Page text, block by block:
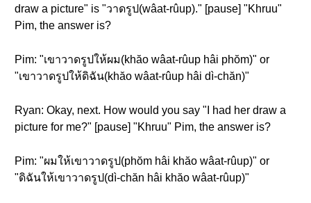
draw a picture" is "วาดรูป(wâat-rûup)." [pause] "Khruu"
Pim, the answer is?
Pim: "เขาวาดรูปให้ผม(khăo wâat-rûup hâi phŏm)" or
"เขาวาดรูปให้ดิฉัน(khăo wâat-rûup hâi dì-chăn)"
Ryan: Okay, next. How would you say "I had her draw a
picture for me?" [pause] "Khruu" Pim, the answer is?
Pim: "ผมให้เขาวาดรูป(phŏm hâi khăo wâat-rûup)" or
"ดิฉันให้เขาวาดรูป(dì-chăn hâi khăo wâat-rûup)"